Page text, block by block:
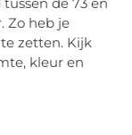
Zo heb je
zetten. Kijk
kleur en